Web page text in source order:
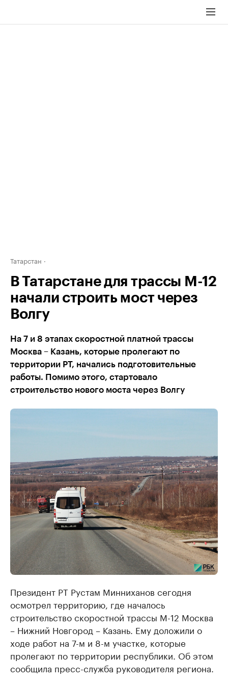
Татарстан
В Татарстане для трассы М-12
начали строить мост через
Волгу
На 7 и 8 этапах скоростной платной трассы
Москва – Казань, которые пролегают по
территории РТ, начались подготовительные
работы. Помимо этого, стартовало
строительство нового моста через Волгу
Президент РТ Рустам Минниханов сегодня
осмотрел территорию, где началось
строительство скоростной трассы М-12 Москва
– Нижний Новгород – Казань. Ему доложили о
ходе работ на 7-м и 8-м участке, которые
пролегают по территории республики. Об этом
сообщила пресс-служба руководителя региона.